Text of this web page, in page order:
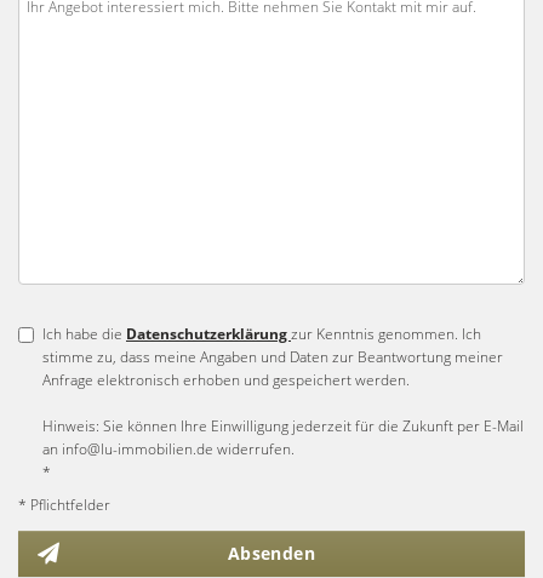
Ich habe die Datenschutzerklärungzur Kenntnis genommen. Ich
stimme zu, dass meine Angaben und Daten zur Beantwortung meiner
Anfrage elektronisch erhoben und gespeichert werden.
Hinweis: Sie können Ihre Einwilligung jederzeit für die Zukunft per E-Mail
an info@lu-immobilien.de widerrufen.
*
* Pflichtfelder
Absenden